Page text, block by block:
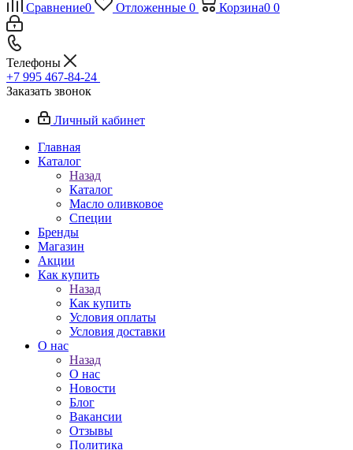
Сравнение0 Отложенные 0 Корзина0 0
Телефоны
+7 995 467‑84‑24
Заказать звонок
Личный кабинет
Главная
Каталог
Назад
Каталог
Масло оливковое
Специи
Бренды
Магазин
Акции
Как купить
Назад
Как купить
Условия оплаты
Условия доставки
О нас
Назад
О нас
Новости
Блог
Вакансии
Отзывы
Политика